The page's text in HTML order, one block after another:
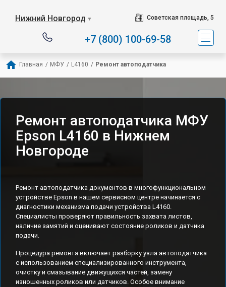
Нижний Новгород ▼ Советская площадь, 5
+7 (800) 100-69-58
Главная / МФУ / L4160 / Ремонт автоподатчика
Ремонт автоподатчика МФУ
Epson L4160 в Нижнем
Новгороде
Ремонт автоподатчика документов в многофункциональном
устройстве Epson в нашем сервисном центре начинается с
диагностики механизма подачи устройства L4160.
Специалисты проверяют правильность захвата листов,
наличие замятий и оценивают состояние роликов и датчика
подачи.
Процедура ремонта включает разборку узла автоподатчика
с использованием специализированного инструмента,
очистку и смазывание движущихся частей, замену
изношенных роликов или датчиков. Особое внимание